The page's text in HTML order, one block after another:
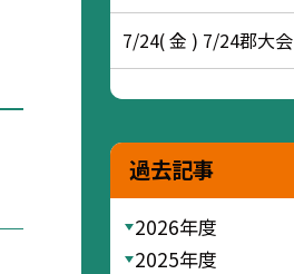
7/24( 金 ) 7/24郡大会
過去記事
2026年度
2025年度